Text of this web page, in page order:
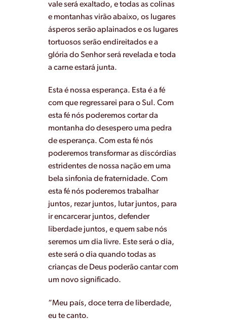
vale será exaltado, e todas as colinas
e montanhas virão abaixo, os lugares
ásperos serão aplainados e os lugares
tortuosos serão endireitados e a
glória do Senhor será revelada e toda
a carne estará junta.
Esta é nossa esperança. Esta é a fé
com que regressarei para o Sul. Com
esta fé nós poderemos cortar da
montanha do desespero uma pedra
de esperança. Com esta fé nós
poderemos transformar as discórdias
estridentes de nossa nação em uma
bela sinfonia de fraternidade. Com
esta fé nós poderemos trabalhar
juntos, rezar juntos, lutar juntos, para
ir encarcerar juntos, defender
liberdade juntos, e quem sabe nós
seremos um dia livre. Este será o dia,
este será o dia quando todas as
crianças de Deus poderão cantar com
um novo significado.
“Meu país, doce terra de liberdade,
eu te canto.